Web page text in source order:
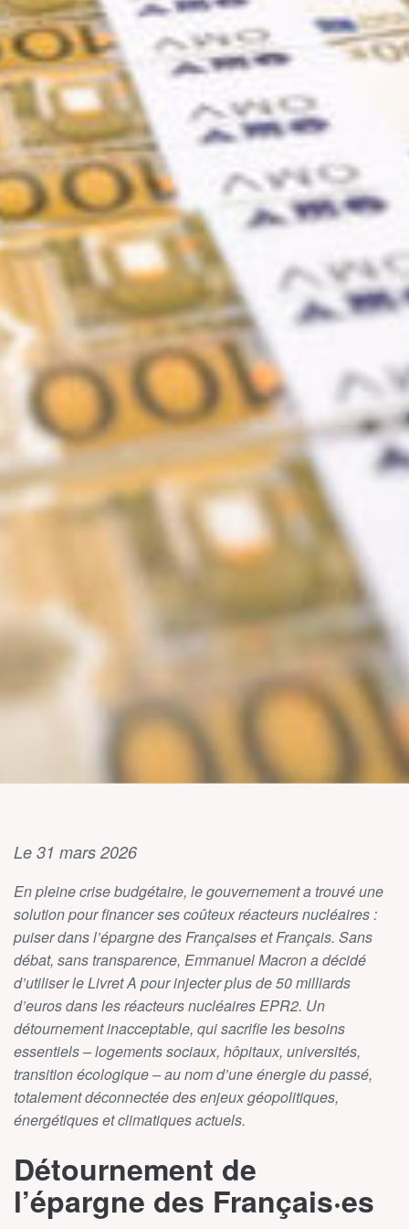
Le 31 mars 2026
En pleine crise budgétaire, le gouvernement a trouvé une
solution pour financer ses coûteux réacteurs nucléaires :
puiser dans l’épargne des Françaises et Français. Sans
débat, sans transparence, Emmanuel Macron a décidé
d’utiliser le Livret A pour injecter plus de 50 milliards
d’euros dans les réacteurs nucléaires EPR2. Un
détournement inacceptable, qui sacrifie les besoins
essentiels – logements sociaux, hôpitaux, universités,
transition écologique – au nom d’une énergie du passé,
totalement déconnectée des enjeux géopolitiques,
énergétiques et climatiques actuels.
Détournement de
l’épargne des Français·es